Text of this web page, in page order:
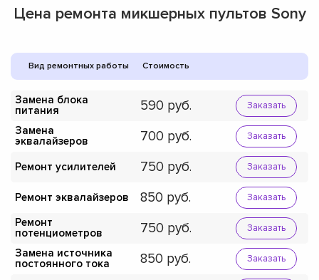
Цена ремонта микшерных пультов Sony
Вид ремонтных работы Стоимость
Замена блока
питания
590 Заказать
Замена
эквалайзеров
700 Заказать
Ремонт усилителей 750 Заказать
Ремонт эквалайзеров 850 Заказать
Ремонт
потенциометров
750 Заказать
Замена источника
постоянного тока
850 Заказать